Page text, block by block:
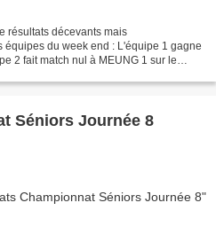
résultats décevants mais
équipes du week end : L'équipe 1 gagne
2 fait match nul à MEUNG 1 sur le
Séniors Journée 8